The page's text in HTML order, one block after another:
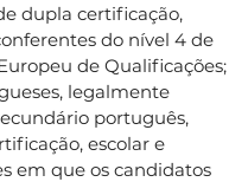
dupla certificação,
do nível 4 de
de Qualificações;
legalmente
português,
escolar e
em que os candidatos